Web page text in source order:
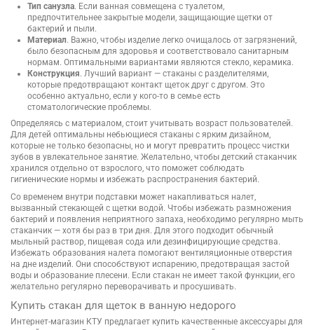
Тип санузла. Если ванная совмещена с туалетом,
предпочтительнее закрытые модели, защищающие щетки от
бактерий и пыли.
Материал. Важно, чтобы изделие легко очищалось от загрязнений,
было безопасным для здоровья и соответствовало санитарным
нормам. Оптимальными вариантами являются стекло, керамика.
Конструкция. Лучший вариант — стаканы с разделителями,
которые предотвращают контакт щеток друг с другом. Это
особенно актуально, если у кого-то в семье есть
стоматологические проблемы.
Определяясь с материалом, стоит учитывать возраст пользователей.
Для детей оптимальны небьющиеся стаканы с ярким дизайном,
которые не только безопасны, но и могут превратить процесс чистки
зубов в увлекательное занятие. Желательно, чтобы детский стаканчик
хранился отдельно от взрослого, что поможет соблюдать
гигиенические нормы и избежать распространения бактерий.
Со временем внутри подставки может накапливаться налет,
вызванный стекающей с щетки водой. Чтобы избежать размножения
бактерий и появления неприятного запаха, необходимо регулярно мыть
стаканчик — хотя бы раз в три дня. Для этого подходит обычный
мыльный раствор, пищевая сода или дезинфицирующие средства.
Избежать образования налета помогают вентиляционные отверстия
на дне изделий. Они способствуют испарению, предотвращая застой
воды и образование плесени. Если стакан не имеет такой функции, его
желательно регулярно переворачивать и просушивать.
Купить стакан для щеток в ванную недорого
Интернет-магазин КТУ предлагает купить качественные аксессуары для